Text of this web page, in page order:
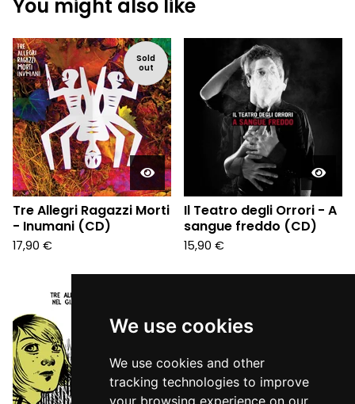
We use cookies
We use cookies and other
tracking technologies to improve
your browsing experience on our
You might also like
Sold
out
Tre Allegri Ragazzi Morti
- Inumani (CD)
17,90 €
Il Teatro degli Orrori - A
sangue freddo (CD)
15,90 €